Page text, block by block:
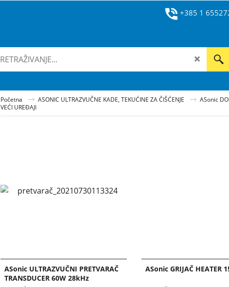
+385 1
Početna ASONIC ULTRAZVUČNE KADE, TEKUĆINE ZA ČIŠĆENJE
ASonic
VEĆI UREĐAJI
ASonic ULTRAZVUČNI PRETVARAČ
TRANSDUCER 60W 28kHz
ASonic GRIJAČ HEATER